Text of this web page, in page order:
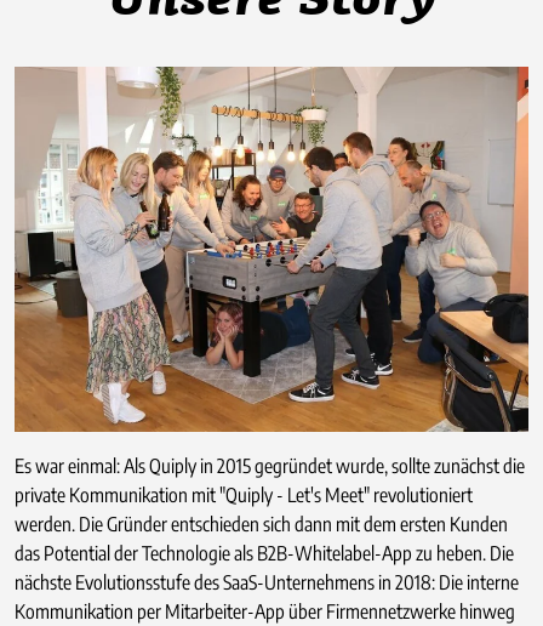
Es war einmal: Als Quiply in 2015 gegründet wurde, sollte zunächst die
private Kommunikation mit "Quiply - Let's Meet" revolutioniert
werden. Die Gründer entschieden sich dann mit dem ersten Kunden
das Potential der Technologie als B2B-Whitelabel-App zu heben. Die
nächste Evolutionsstufe des SaaS-Unternehmens in 2018: Die interne
Kommunikation per Mitarbeiter-App über Firmennetzwerke hinweg